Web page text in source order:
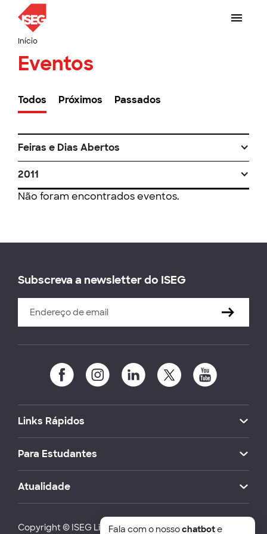
Início
Eventos
Todos Próximos Passados
Feiras e Dias Abertos
2011
Não foram encontrados eventos.
Subscreva a newsletter do ISEG
Links Rápidos
Para Estudantes
Atualidade
Copyright © ISEG Lisbon School of Economics and
Fala com o nossochatbote